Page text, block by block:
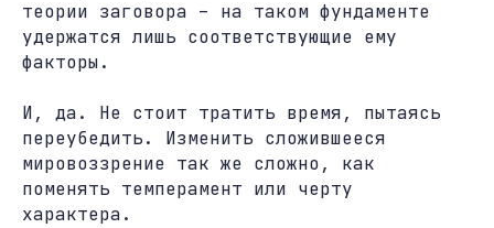
теории заговора – на таком фундаменте
удержатся лишь соответствующие ему
факторы.
И, да. Не стоит тратить время, пытаясь
переубедить. Изменить сложившееся
мировоззрение так же сложно, как
поменять темперамент или черту
характера.